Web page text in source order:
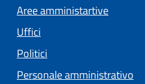
Aree amministartive
Uffici
Politici
Personale amministrativo